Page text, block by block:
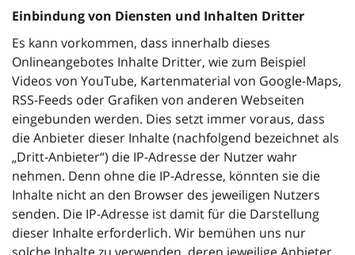
Einbindung von Diensten und Inhalten Dritter
Es kann vorkommen, dass innerhalb dieses
Onlineangebotes Inhalte Dritter, wie zum Beispiel
Videos von YouTube, Kartenmaterial von Google-Maps,
RSS-Feeds oder Grafiken von anderen Webseiten
eingebunden werden. Dies setzt immer voraus, dass
die Anbieter dieser Inhalte (nachfolgend bezeichnet als
„Dritt-Anbieter“) die IP-Adresse der Nutzer wahr
nehmen. Denn ohne die IP-Adresse, könnten sie die
Inhalte nicht an den Browser des jeweiligen Nutzers
senden. Die IP-Adresse ist damit für die Darstellung
dieser Inhalte erforderlich. Wir bemühen uns nur